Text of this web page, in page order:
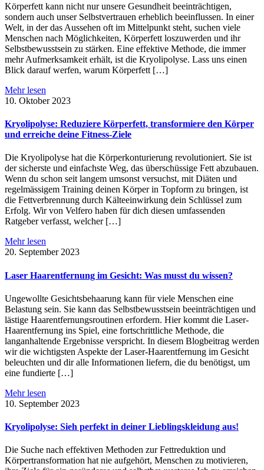
Körperfett kann nicht nur unsere Gesundheit beeinträchtigen,
sondern auch unser Selbstvertrauen erheblich beeinflussen. In einer
Welt, in der das Aussehen oft im Mittelpunkt steht, suchen viele
Menschen nach Möglichkeiten, Körperfett loszuwerden und ihr
Selbstbewusstsein zu stärken. Eine effektive Methode, die immer
mehr Aufmerksamkeit erhält, ist die Kryolipolyse. Lass uns einen
Blick darauf werfen, warum Körperfett […]
Mehr lesen
10. Oktober 2023
Kryolipolyse: Reduziere Körperfett, transformiere den Körper
und erreiche deine Fitness-Ziele
Die Kryolipolyse hat die Körperkonturierung revolutioniert. Sie ist
der sicherste und einfachste Weg, das überschüssige Fett abzubauen.
Wenn du schon seit langem umsonst versuchst, mit Diäten und
regelmässigem Training deinen Körper in Topform zu bringen, ist
die Fettverbrennung durch Kälteeinwirkung dein Schlüssel zum
Erfolg. Wir von Velfero haben für dich diesen umfassenden
Ratgeber verfasst, welcher […]
Mehr lesen
20. September 2023
Laser Haarentfernung im Gesicht: Was musst du wissen?
Ungewollte Gesichtsbehaarung kann für viele Menschen eine
Belastung sein. Sie kann das Selbstbewusstsein beeinträchtigen und
lästige Haarentfernungsroutinen erfordern. Hier kommt die Laser-
Haarentfernung ins Spiel, eine fortschrittliche Methode, die
langanhaltende Ergebnisse verspricht. In diesem Blogbeitrag werden
wir die wichtigsten Aspekte der Laser-Haarentfernung im Gesicht
beleuchten und dir alle Informationen liefern, die du benötigst, um
eine fundierte […]
Mehr lesen
10. September 2023
Kryolipolyse: Sieh perfekt in deiner Lieblingskleidung aus!
Die Suche nach effektiven Methoden zur Fettreduktion und
Körpertransformation hat nie aufgehört, Menschen zu motivieren,